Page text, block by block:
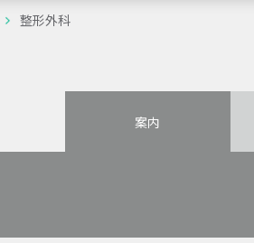
整形外科
案内